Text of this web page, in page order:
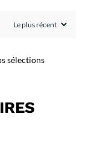
sélections